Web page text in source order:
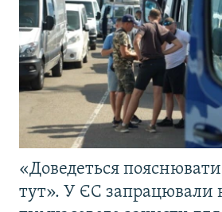
«Доведеться
тут». У ЄС запрацювали